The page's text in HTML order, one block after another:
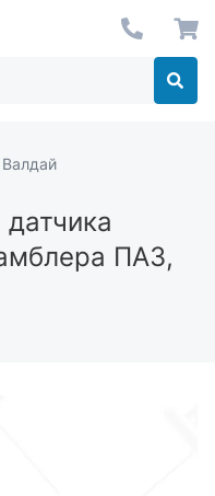
ПАЗ,